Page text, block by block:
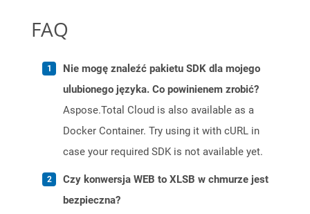
FAQ
Nie mogę znaleźć pakietu SDK dla mojego
ulubionego języka. Co powinienem zrobić?
Aspose.Total Cloud is also available as a
Docker Container. Try using it with cURL in
case your required SDK is not available yet.
Czy konwersja WEB to XLSB w chmurze jest
bezpieczna?